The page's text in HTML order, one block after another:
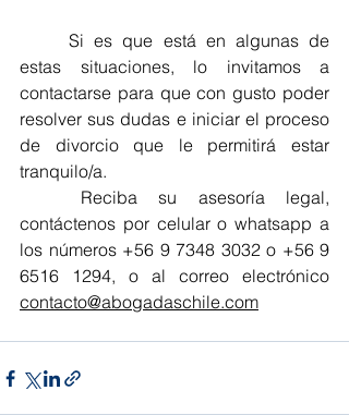
Si es que está en algunas de
estas situaciones, lo invitamos a
contactarse para que con gusto poder
resolver sus dudas e iniciar el proceso
de divorcio que le permitirá estar
tranquilo/a.
Reciba su asesoría legal,
contáctenos por celular o whatsapp a
los números +56 9 7348 3032 o +56 9
contacto@abogadaschile.com